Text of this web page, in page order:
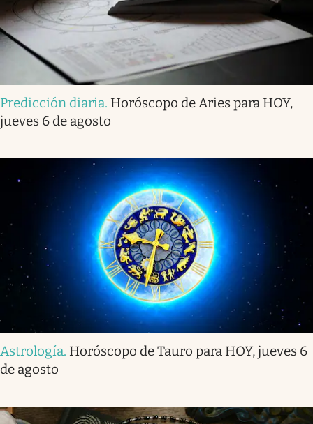
Predicción diaria. Horóscopo de Aries para HOY,
jueves 6 de agosto
Astrología. Horóscopo de Tauro para HOY, jueves 6
de agosto